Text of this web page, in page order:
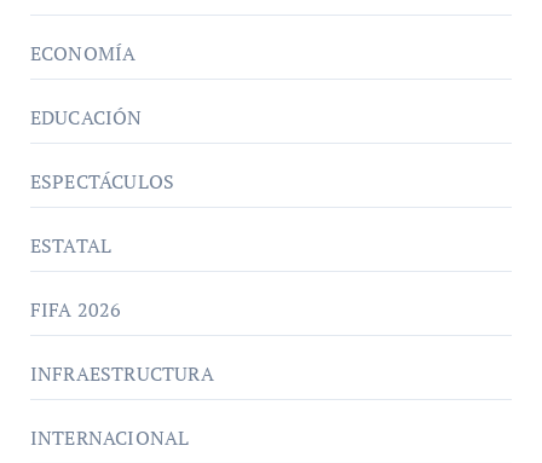
ECONOMÍA
EDUCACIÓN
ESPECTÁCULOS
ESTATAL
FIFA 2026
INFRAESTRUCTURA
INTERNACIONAL